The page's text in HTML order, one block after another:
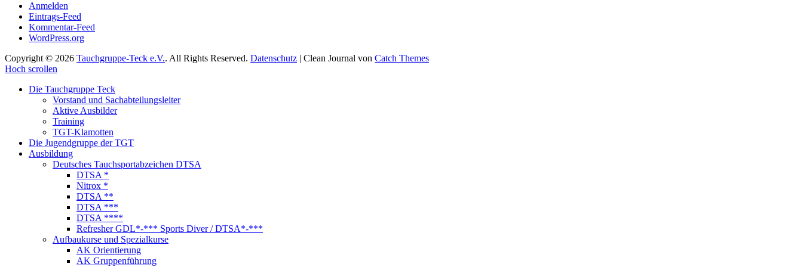
Anmelden
Eintrags-Feed
Kommentar-Feed
WordPress.org
Copyright © 2026 Tauchgruppe-Teck e.V.. All Rights Reserved. Datenschutz | Clean Journal von Catch Themes
Hoch scrollen
Die Tauchgruppe Teck
Vorstand und Sachabteilungsleiter
Aktive Ausbilder
Training
TGT-Klamotten
Die Jugendgruppe der TGT
Ausbildung
Deutsches Tauchsportabzeichen DTSA
DTSA *
Nitrox *
DTSA **
DTSA ***
DTSA ****
Refresher GDL*-*** Sports Diver / DTSA*-***
Aufbaukurse und Spezialkurse
AK Orientierung
AK Gruppenführung